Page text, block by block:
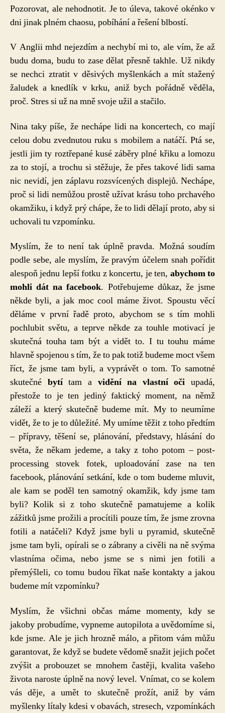
Pozorovat, ale nehodnotit. Je to úleva, takové okénko v
dni jinak plném chaosu, pobíhání a řešení blbostí.
V Anglii mhd nejezdím a nechybí mi to, ale vím, že až
budu doma, budu to zase dělat přesně takhle. Už nikdy
se nechci ztratit v děsivých myšlenkách a mít stažený
žaludek a knedlík v krku, aniž bych pořádně věděla,
proč. Stres si už na mně svoje užil a stačilo.
Nina taky píše, že nechápe lidi na koncertech, co mají
celou dobu zvednutou ruku s mobilem a natáčí. Ptá se,
jestli jim ty roztřepané kusé záběry plné křiku a lomozu
za to stojí, a trochu si stěžuje, že přes takové lidi sama
nic nevidí, jen záplavu rozsvícených displejů. Nechápe,
proč si lidi nemůžou prostě užívat krásu toho prchavého
okamžiku, i když prý chápe, že to lidi dělají proto, aby si
uchovali tu vzpomínku.
Myslím, že to není tak úplně pravda. Možná soudím
podle sebe, ale myslím, že pravým účelem snah pořídit
alespoň jednu lepší fotku z koncertu, je ten, abychom to
mohli dát na facebook. Potřebujeme důkaz, že jsme
někde byli, a jak moc cool máme život. Spoustu věcí
děláme v první řadě proto, abychom se s tím mohli
pochlubit světu, a teprve někde za touhle motivací je
skutečná touha tam být a vidět to. I tu touhu máme
hlavně spojenou s tím, že to pak totiž budeme moct všem
říct, že jsme tam byli, a vyprávět o tom. To samotné
skutečné bytítam a vidění na vlastní oči upadá,
přestože to je ten jediný faktický moment, na němž
záleží a který skutečně budeme mít. My to neumíme
vidět, že to je to důležité. My umíme těžit z toho předtím
– přípravy, těšení se, plánování, představy, hlásání do
světa, že někam jedeme, a taky z toho potom – post-
processing stovek fotek, uploadování zase na ten
facebook, plánování setkání, kde o tom budeme mluvit,
ale kam se poděl ten samotný okamžik, kdy jsme tam
byli? Kolik si z toho skutečně pamatujeme a kolik
zážitků jsme prožili a procítili pouze tím, že jsme zrovna
fotili a natáčeli? Když jsme byli u pyramid, skutečně
jsme tam byli, opírali se o zábrany a civěli na ně svýma
vlastníma očima, nebo jsme se s nimi jen fotili a
přemýšleli, co tomu budou říkat naše kontakty a jakou
budeme mít vzpomínku?
Myslím, že všichni občas máme momenty, kdy se
jakoby probudíme, vypneme autopilota a uvědomíme si,
kde jsme. Ale je jich hrozně málo, a přitom vám můžu
garantovat, že když se budete vědomě snažit jejich počet
zvýšit a probouzet se mnohem častěji, kvalita vašeho
života naroste úplně na nový level. Vnímat, co se kolem
vás děje, a umět to skutečně prožít, aniž by vám
myšlenky lítaly kdesi v obavách, stresech, vzpomínkách